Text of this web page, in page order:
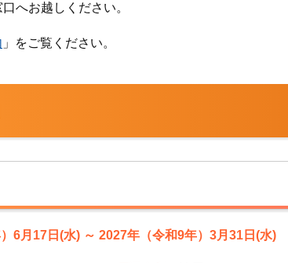
へお越しください。
」をご覧ください。
6月17日(水) ～ 2027年（令和9年）3月31日(水)